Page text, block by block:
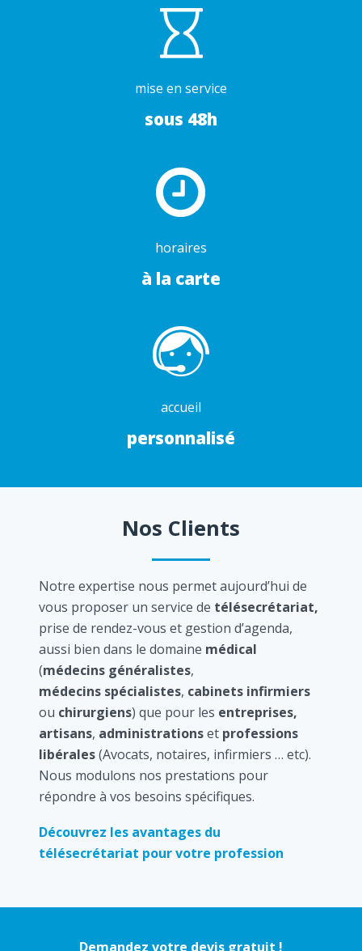
mise en service
sous 48h
horaires
à la carte
accueil
personnalisé
Nos Clients
Notre expertise nous permet aujourd’hui de
vous proposer un service de télésecrétariat,
prise de rendez-vous et gestion d’agenda,
aussi bien dans le domaine médical
(médecins généralistes,
médecins spécialistes, cabinets infirmiers
ou chirurgiens) que pour les entreprises,
artisans, administrationset professions
libérales(Avocats, notaires, infirmiers … etc).
Nous modulons nos prestations pour
répondre à vos besoins spécifiques.
Découvrez les avantages du
télésecrétariat pour votre profession
Demandez votre devis gratuit !